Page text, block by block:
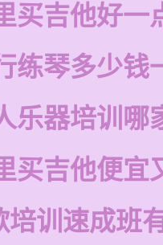
买吉他好一
练琴多少钱
乐器培训哪
买吉他便宜
培训速成班